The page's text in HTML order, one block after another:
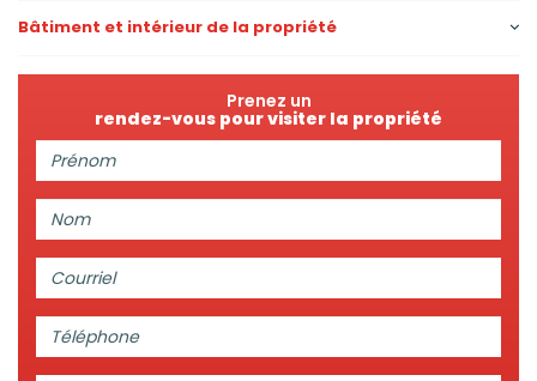
Bâtiment et intérieur de la propriété
Prenez un
rendez-vous pour visiter la propriété
Prénom:
Courriel:
Téléphone: